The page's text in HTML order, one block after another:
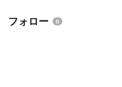
フォロー 0